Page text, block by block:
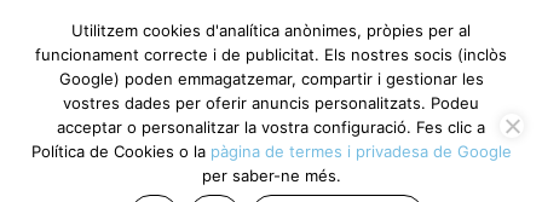
Utilitzem cookies d'analítica anònimes, pròpies per al
funcionament correcte i de publicitat. Els nostres socis (inclòs
Google) poden emmagatzemar, compartir i gestionar les
vostres dades per oferir anuncis personalitzats. Podeu
acceptar o personalitzar la vostra configuració. Fes clic a
Política de Cookies o la pàgina de termes i privadesa de Google
per saber-ne més.